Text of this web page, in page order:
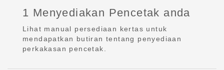
1 Menyediakan Pencetak anda
Lihat manual persediaan kertas untuk
mendapatkan butiran tentang penyediaan
perkakasan pencetak.